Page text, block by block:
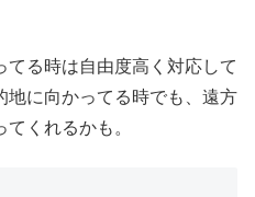
る時は自由度高く対応して
地に向かってる時でも、遠方
くれるかも。